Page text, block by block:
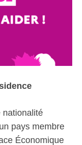
nationalité
pays membre
Économique